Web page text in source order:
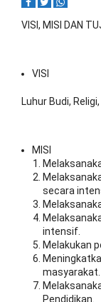
VISI, MISI DAN
VISI
Luhur Budi,
MISI
secara
intensif.
Melakukan
masyarakat.
Pendidikan.